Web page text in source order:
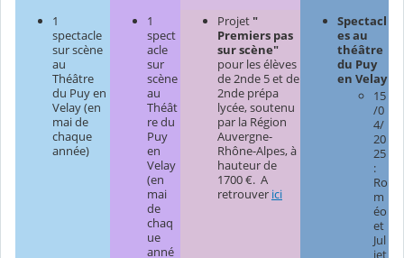
1
spectacle
sur scène
au
Théâtre
du Puy en
Velay (en
mai de
chaque
année)
1
spect
acle
sur
scène
au
Théât
re du
Puy
en
Velay
(en
mai
de
chaq
ue
anné
Projet "
Premiers pas
sur scène"
pour les élèves
de 2nde 5 et de
2nde prépa
lycée, soutenu
par la Région
Auvergne-
Rhône-Alpes, à
hauteur de
1700 €. A
retrouver ici
Spectacl
es au
théâtre
du Puy
en Velay
15
/0
4/
20
25
:
Ro
m
éo
et
Jul
iet